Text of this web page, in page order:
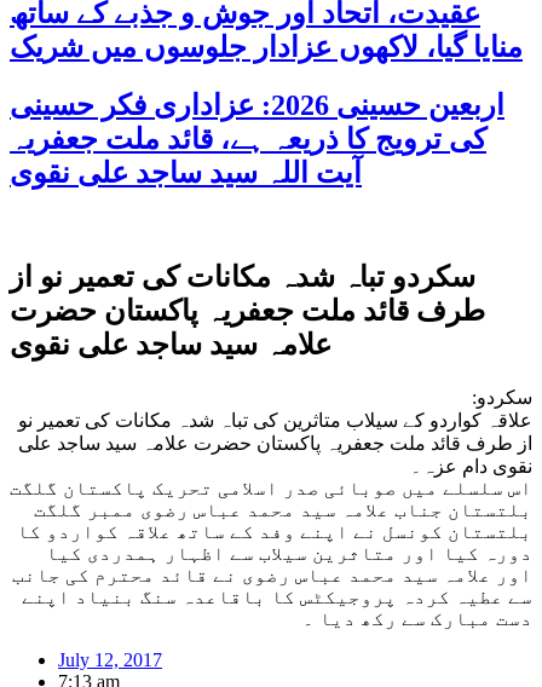
عقیدت، اتحاد اور جوش و جذبے کے ساتھ
منایا گیا، لاکھوں عزادار جلوسوں میں شریک
اربعین حسینی 2026: عزاداری فکر حسینی
کی ترویج کا ذریعہ ہے، قائد ملت جعفریہ
آیت اللہ سید ساجد علی نقوی
سکردو تباہ شدہ مکانات کی تعمیر نو از
طرف قائد ملت جعفریہ پاکستان حضرت
علامہ سید ساجد علی نقوی
سکردو:
علاقہ کواردو کے سیلاب متاثرین کی تباہ شدہ مکانات کی تعمیر نو
از طرف قائد ملت جعفریہ پاکستان حضرت علامہ سید ساجد علی
نقوی دام عزہ۔
اس سلسلے میں صوبائی صدر اسلامی تحریک پاکستان گلگت
بلتستان جناب علامہ سید محمد عباس رضوی ممبر گلگت
بلتستان کونسل نے اپنے وفد کے ساتھ علاقہ کواردو کا
دورہ کیا اور متاثرین سیلاب سے اظہار ہمدردی کیا
اور علامہ سید محمد عباس رضوی نے قائد محترم کی جانب
سے عطیہ کردہ پروجیکٹس کا باقاعدہ سنگ بنیاد اپنے
دست مبارک سے رکھ دیا ۔
July 12, 2017
7:13 am